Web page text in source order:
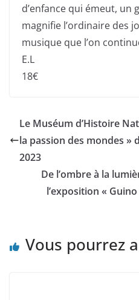
d’enfance qui émeut, un
magnifie l’ordinaire des
musique que l’on
E.L
18€
Le Muséum d’Histoire
la passion des mondes »
2023
De l’ombre à la
l’exposition «
Vous pourrez